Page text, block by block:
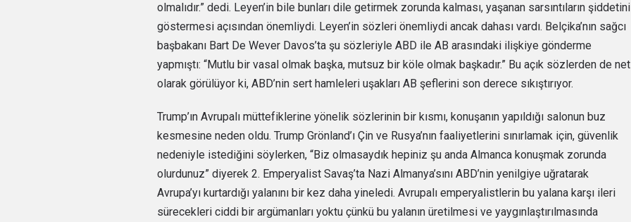
olmalıdır.” dedi. Leyen’in bile bunları dile getirmek zorunda kalması, yaşanan sarsıntıların şiddetini
göstermesi açısından önemliydi. Leyen’in sözleri önemliydi ancak dahası vardı. Belçika’nın sağcı
başbakanı Bart De Wever Davos’ta şu sözleriyle ABD ile AB arasındaki ilişkiye gönderme
yapmıştı: “Mutlu bir vasal olmak başka, mutsuz bir köle olmak başkadır.” Bu açık sözlerden de net
olarak görülüyor ki, ABD’nin sert hamleleri uşakları AB şeflerini son derece sıkıştırıyor.
Trump’ın Avrupalı müttefiklerine yönelik sözlerinin bir kısmı, konuşanın yapıldığı salonun buz
kesmesine neden oldu. Trump Grönland’ı Çin ve Rusya’nın faaliyetlerini sınırlamak için, güvenlik
nedeniyle istediğini söylerken, “Biz olmasaydık hepiniz şu anda Almanca konuşmak zorunda
olurdunuz” diyerek 2. Emperyalist Savaş’ta Nazi Almanya’sını ABD’nin yenilgiye uğratarak
Avrupa’yı kurtardığı yalanını bir kez daha yineledi. Avrupalı emperyalistlerin bu yalana karşı ileri
sürecekleri ciddi bir argümanları yoktu çünkü bu yalanın üretilmesi ve yaygınlaştırılmasında